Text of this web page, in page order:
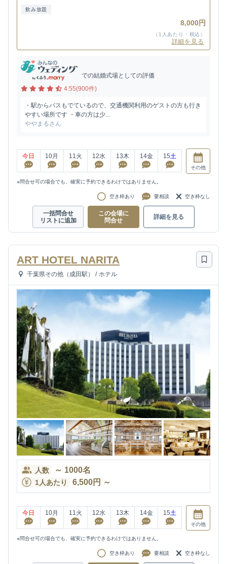
飲み放題
8,000円
（1人あたり・税込）
詳細を見る
での結婚式場としての評価
4.55(900件)
・駅からバスもでているので、交通機関利用のゲストの方も行き
やすい場所です ・車の方は少...
ややまるさん
今日 10月 11火 12水 13木 14金 15土
その他
※問合せ可の場合でも、確実に予約できるわけではありません。
空き枠あり 要相談 空き枠なし
一括問合せ
リストに追加
この会場に
問合せ
詳細を見る
ART HOTEL NARITA
千葉県その他（成田駅） / ホテル
人数 ～ 1000名
1人あたり 6,500円 ～
今日 10月 11火 12水 13木 14金 15土
その他
※問合せ可の場合でも、確実に予約できるわけではありません。
空き枠あり 要相談 空き枠なし